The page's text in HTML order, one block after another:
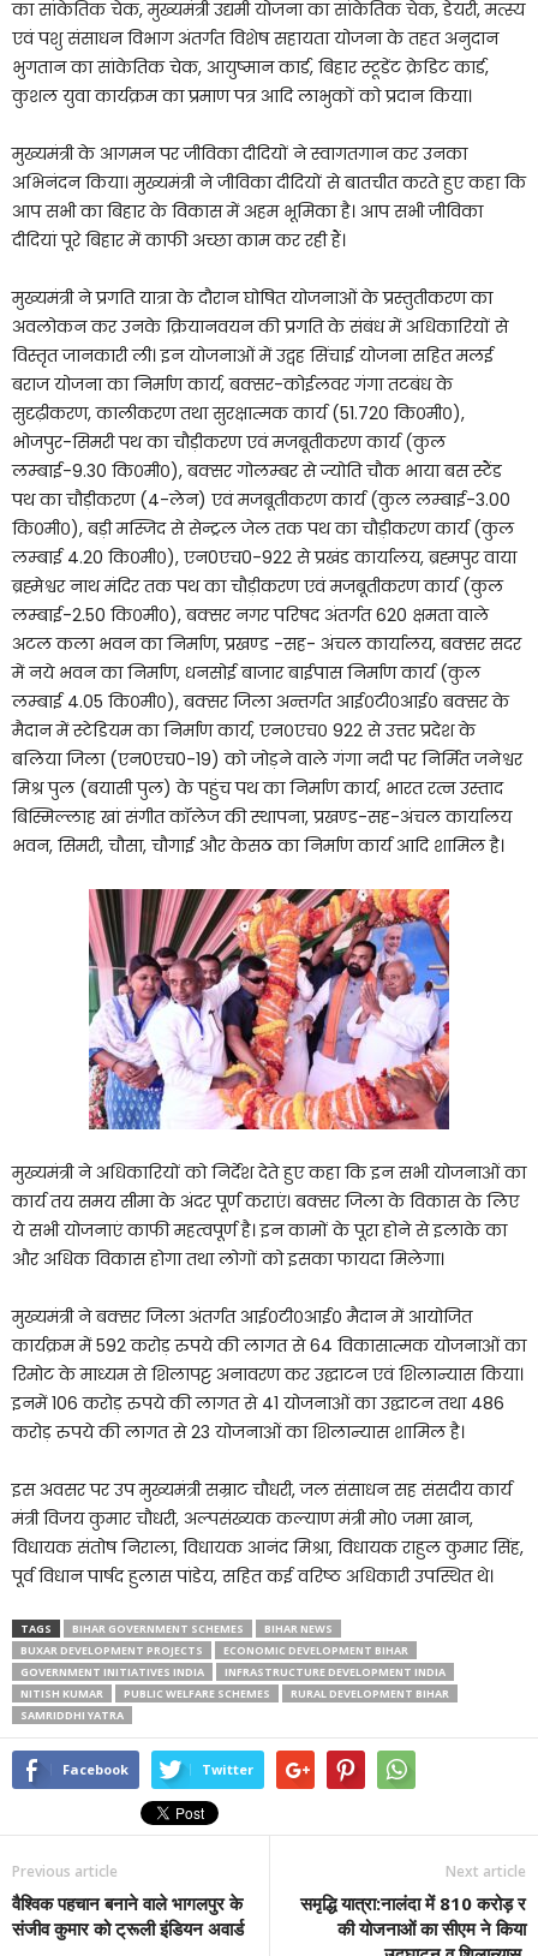
का सांकेतिक चेक, मुख्यमंत्री उद्यमी योजना का सांकेतिक चेक, डेयरी, मत्स्य
एवं पशु संसाधन विभाग अंतर्गत विशेष सहायता योजना के तहत अनुदान
भुगतान का सांकेतिक चेक, आयुष्मान कार्ड, बिहार स्टूडेंट क्रेडिट कार्ड,
कुशल युवा कार्यक्रम का प्रमाण पत्र आदि लाभुकों को प्रदान किया।
मुख्यमंत्री के आगमन पर जीविका दीदियों ने स्वागतगान कर उनका
अभिनंदन किया। मुख्यमंत्री ने जीविका दीदियों से बातचीत करते हुए कहा कि
आप सभी का बिहार के विकास में अहम भूमिका है। आप सभी जीविका
दीदियां पूरे बिहार में काफी अच्छा काम कर रही हैं।
मुख्यमंत्री ने प्रगति यात्रा के दौरान घोषित योजनाओं के प्रस्तुतीकरण का
अवलोकन कर उनके क्रियानवयन की प्रगति के संबंध में अधिकारियों से
विस्तृत जानकारी ली। इन योजनाओं में उद्वह सिंचाई योजना सहित मलई
बराज योजना का निर्माण कार्य, बक्सर-कोईलवर गंगा तटबंध के
सुदृढ़ीकरण, कालीकरण तथा सुरक्षात्मक कार्य (51.720 कि०मी०),
भोजपुर-सिमरी पथ का चौड़ीकरण एवं मजबूतीकरण कार्य (कुल
लम्बाई-9.30 कि०मी०), बक्सर गोलम्बर से ज्योति चौक भाया बस स्टैंड
पथ का चौड़ीकरण (4-लेन) एवं मजबूतीकरण कार्य (कुल लम्बाई-3.00
कि०मी०), बड़ी मस्जिद से सेन्ट्रल जेल तक पथ का चौड़ीकरण कार्य (कुल
लम्बाई 4.20 कि०मी०), एन0एच0-922 से प्रखंड कार्यालय, ब्रह्मपुर वाया
ब्रह्मेश्वर नाथ मंदिर तक पथ का चौड़ीकरण एवं मजबूतीकरण कार्य (कुल
लम्बाई-2.50 कि०मी०), बक्सर नगर परिषद अंतर्गत 620 क्षमता वाले
अटल कला भवन का निर्माण, प्रखण्ड -सह- अंचल कार्यालय, बक्सर सदर
में नये भवन का निर्माण, धनसोई बाजार बाईपास निर्माण कार्य (कुल
लम्बाई 4.05 कि०मी०), बक्सर जिला अन्तर्गत आई०टी०आई० बक्सर के
मैदान में स्टेडियम का निर्माण कार्य, एन०एच० 922 से उत्तर प्रदेश के
बलिया जिला (एन0एच0-19) को जोड़ने वाले गंगा नदी पर निर्मित जनेश्वर
मिश्र पुल (बयासी पुल) के पहुंच पथ का निर्माण कार्य, भारत रत्न उस्ताद
बिस्मिल्लाह खां संगीत कॉलेज की स्थापना, प्रखण्ड-सह-अंचल कार्यालय
भवन, सिमरी, चौसा, चौगाई और केसठ का निर्माण कार्य आदि शामिल है।
मुख्यमंत्री ने अधिकारियों को निर्देश देते हुए कहा कि इन सभी योजनाओं का
कार्य तय समय सीमा के अंदर पूर्ण कराएं। बक्सर जिला के विकास के लिए
ये सभी योजनाएं काफी महत्वपूर्ण है। इन कामों के पूरा होने से इलाके का
और अधिक विकास होगा तथा लोगों को इसका फायदा मिलेगा।
मुख्यमंत्री ने बक्सर जिला अंतर्गत आई०टी०आई० मैदान में आयोजित
कार्यक्रम में 592 करोड़ रुपये की लागत से 64 विकासात्मक योजनाओं का
रिमोट के माध्यम से शिलापट्ट अनावरण कर उद्घाटन एवं शिलान्यास किया।
इनमें 106 करोड़ रुपये की लागत से 41 योजनाओं का उद्घाटन तथा 486
करोड़ रुपये की लागत से 23 योजनाओं का शिलान्यास शामिल है।
इस अवसर पर उप मुख्यमंत्री सम्राट चौधरी, जल संसाधन सह संसदीय कार्य
मंत्री विजय कुमार चौधरी, अल्पसंख्यक कल्याण मंत्री मो० जमा खान,
विधायक संतोष निराला, विधायक आनंद मिश्रा, विधायक राहुल कुमार सिंह,
पूर्व विधान पार्षद हुलास पांडेय, सहित कई वरिष्ठ अधिकारी उपस्थित थे।
TAGS BIHAR GOVERNMENT SCHEMES
BIHAR NEWS
BUXAR DEVELOPMENT PROJECTS
ECONOMIC DEVELOPMENT BIHAR
GOVERNMENT INITIATIVES INDIA
INFRASTRUCTURE DEVELOPMENT INDIA
NITISH KUMAR
PUBLIC WELFARE SCHEMES
RURAL DEVELOPMENT BIHAR
SAMRIDDHI YATRA
Facebook Twitter
Previous article
वैश्विक पहचान बनाने वाले भागलपुर के
संजीव कुमार को ट्रूली इंडियन अवार्ड
Next article
समृद्धि यात्रा:नालंदा में 810 करोड़ र
की योजनाओं का सीएम ने किया